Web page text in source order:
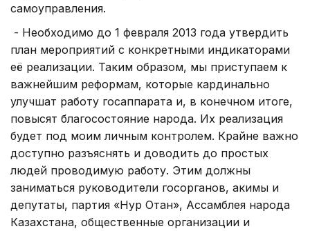
самоуправления.
- Необходимо до 1 февраля 2013 года утвердить
план мероприятий с конкретными индикаторами
её реализации. Таким образом, мы приступаем к
важнейшим реформам, которые кардинально
улучшат работу госаппарата и, в конечном итоге,
повысят благосостояние народа. Их реализация
будет под моим личным контролем. Крайне важно
доступно разъяснять и доводить до простых
людей проводимую работу. Этим должны
заниматься руководители госорганов, акимы и
депутаты, партия «Нур Отан», Ассамблея народа
Казахстана, общественные организации и